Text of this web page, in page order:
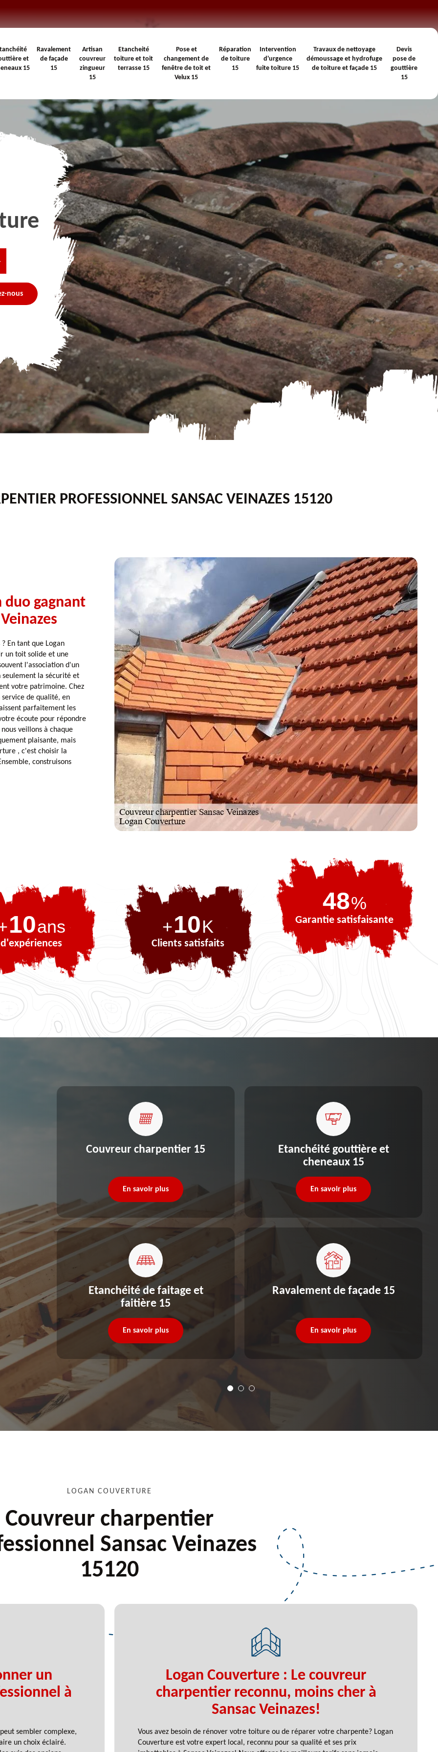
et
15
Ravalement
de façade
15
Artisan
couvreur
zingueur
15
Etancheité
toiture et toit
terrasse 15
Pose et
changement de
fenêtre de toit et
Velux 15
Réparation
de toiture
15
Intervention
d'urgence
fuite toiture 15
Travaux de nettoyage
démoussage et hydrofuge
de toiture et façade 15
Devis
pose de
gouttière
15
nous
PROFESSIONNEL SANSAC VEINAZES 15120
duo gagnant
En tant que Logan
un toit solide et une
l'association d'un
seulement la sécurité et
votre patrimoine. Chez
service de qualité, en
parfaitement les
écoute pour répondre
veillons à chaque
plaisante, mais
, c'est choisir la
construisons
10ans
d'expériences
+10K
Clients satisfaits
71%
Garantie satisfaisante
Couvreur charpentier 15
En savoir plus
Etanchéité de faitage et
faitière 15
En savoir plus
Etanchéité gouttière et
cheneaux 15
En savoir plus
Ravalement de façade 15
En savoir plus
LOGAN COUVERTURE
Couvreur charpentier
Sansac Veinazes
15120
un
à
sembler complexe,
un choix éclairé.
Logan Couverture : Le couvreur
charpentier reconnu, moins cher à
Sansac Veinazes!
Vous avez besoin de rénover votre toiture ou de réparer votre charpente? Logan
Couverture est votre expert local, reconnu pour sa qualité et ses prix